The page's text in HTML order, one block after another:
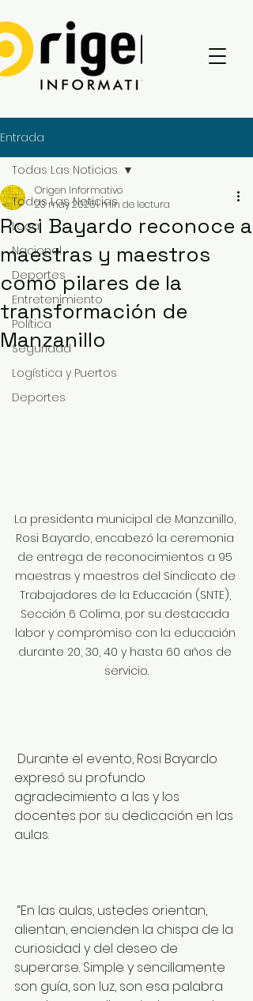
Entrada
Todas Las Noticias
Local
Nacional
Deportes
Entretenimiento
Política
Seguridad
Logística y Puertos
Deportes
Todas Las Noticias
Rosi Bayardo reconoce a
maestras y maestros
como pilares de la
transformación de
Manzanillo
Origen Informativo
23 may 20251 min de lectura
La presidenta municipal de Manzanillo,
Rosi Bayardo, encabezó la ceremonia
de entrega de reconocimientos a 95
maestras y maestros del Sindicato de
Trabajadores de la Educación (SNTE),
Sección 6 Colima, por su destacada
labor y compromiso con la educación
durante 20, 30, 40 y hasta 60 años de
servicio.
expresó su profundo
agradecimiento a las y los
docentes por su dedicación en las
aulas.
alientan, encienden la chispa de la
curiosidad y del deseo de
superarse. Simple y sencillamente
son guía, son luz, son esa palabra